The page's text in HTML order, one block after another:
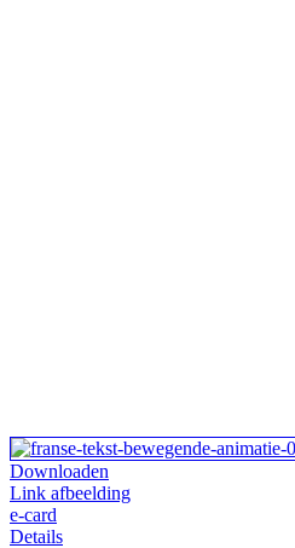
Downloaden
Link afbeelding
e-card
Details